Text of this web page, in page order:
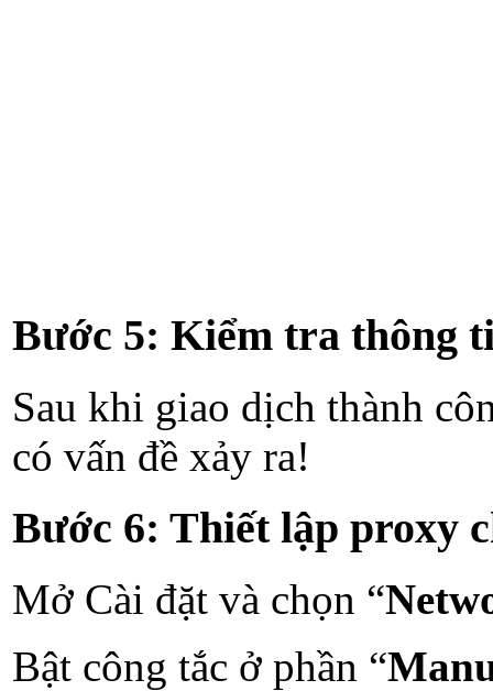
Bước 5: Kiểm tra thông
Sau khi giao dịch thành
có vấn đề xảy ra!
Bước 6: Thiết lập proxy
Mở Cài đặt và chọn “
Bật công tắc ở phần “